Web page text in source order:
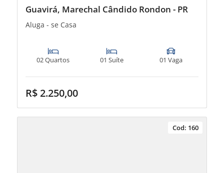
Guavirá, Marechal Cândido Rondon - PR
Aluga - se Casa
02 Quartos 01 Suíte 01 Vaga
R$ 2.250,00
Cod: 160